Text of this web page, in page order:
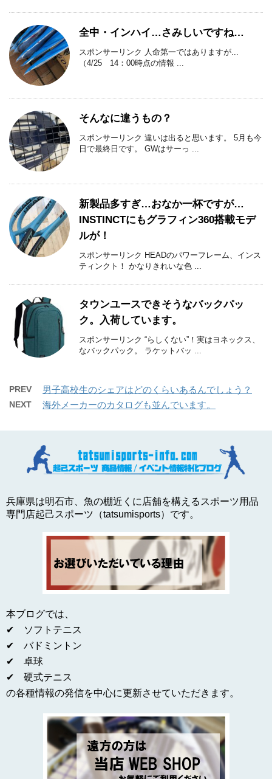
全中・インハイ…さみしいですね…
スポンサーリンク 人命第一ではありますが...
（4/25 14：00時点の情報 ...
そんなに違うもの？
スポンサーリンク 違いは出ると思います。 5月も今
日で最終日です。 GWはサーっ ...
新製品多すぎ…おなか一杯ですが…
INSTINCTにもグラフィン360搭載モデ
ルが！
スポンサーリンク HEADのパワーフレーム、インス
ティンクト！ かなりきれいな色 ...
タウンユースできそうなバックパッ
ク。入荷しています。
スポンサーリンク “らしくない”！実はヨネックス、
なバックパック。 ラケットバッ ...
PREV 男子高校生のシェアはどのくらいあるんでしょう？
NEXT 海外メーカーのカタログも並んでいます。
兵庫県は明石市、魚の棚近くに店舗を構えるスポーツ用品
専門店起己スポーツ（tatsumisports）です。
本ブログでは、
✔ ソフトテニス
✔ バドミントン
✔ 卓球
✔ 硬式テニス
の各種情報の発信を中心に更新させていただきます。